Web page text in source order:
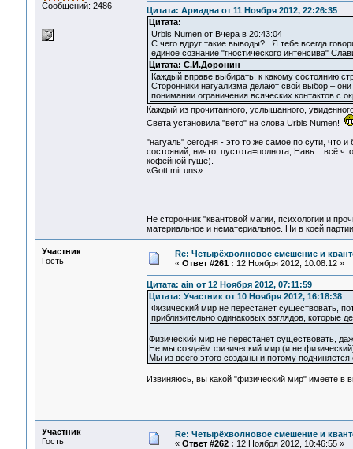
Сообщений: 2486
Цитата: Ариадна от 11 Ноября 2012, 22:26:35
Цитата:
Urbis Numen от Вчера в 20:43:04
C чего вдруг такие выводы? Я тебе всегда
единое сознание "гностического интенсива"
Цитата: С.И.Доронин
Каждый вправе выбирать, к какому состоянию
Сторонники нагуализма делают свой выбор –
понимании ограничения всяческих контактов с
Каждый из прочитанного, услышанного,
Света установила "вето" на слова Urbis Numen!
"нагуаль" сегодня - это то же самое по сути, что
состояний, ничто, пустота=полнота, Навь .. всё
кофейной гуще).
«Gott mit uns»
Не сторонник "квантовой магии, психологии и
материальное и нематериальное. Ни в коей
Участник
Гость
Re: Четырёхволновое смешение и
« Ответ #261 : 12 Ноября 2012, 10:08:12 »
Цитата: ain от 12 Ноября 2012, 07:11:59
Цитата: Участник от 10 Ноября 2012, 16:18:38
Физический мир не перестанет существовать,
приблизительно одинаковых взглядов, которые
Физический мир не перестанет существовать,
Не мы создаём физический мир (и не
Мы из всего этого созданы и потому подчиняется
Извиняюсь, вы какой "физический мир" имеете в
Участник
Гость
Re: Четырёхволновое смешение и
« Ответ #262 : 12 Ноября 2012, 10:46:55 »